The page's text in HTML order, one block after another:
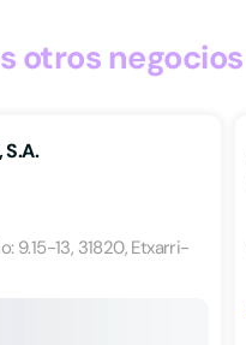
otros
S.A.
9.15-13, 31820, Etxarri-